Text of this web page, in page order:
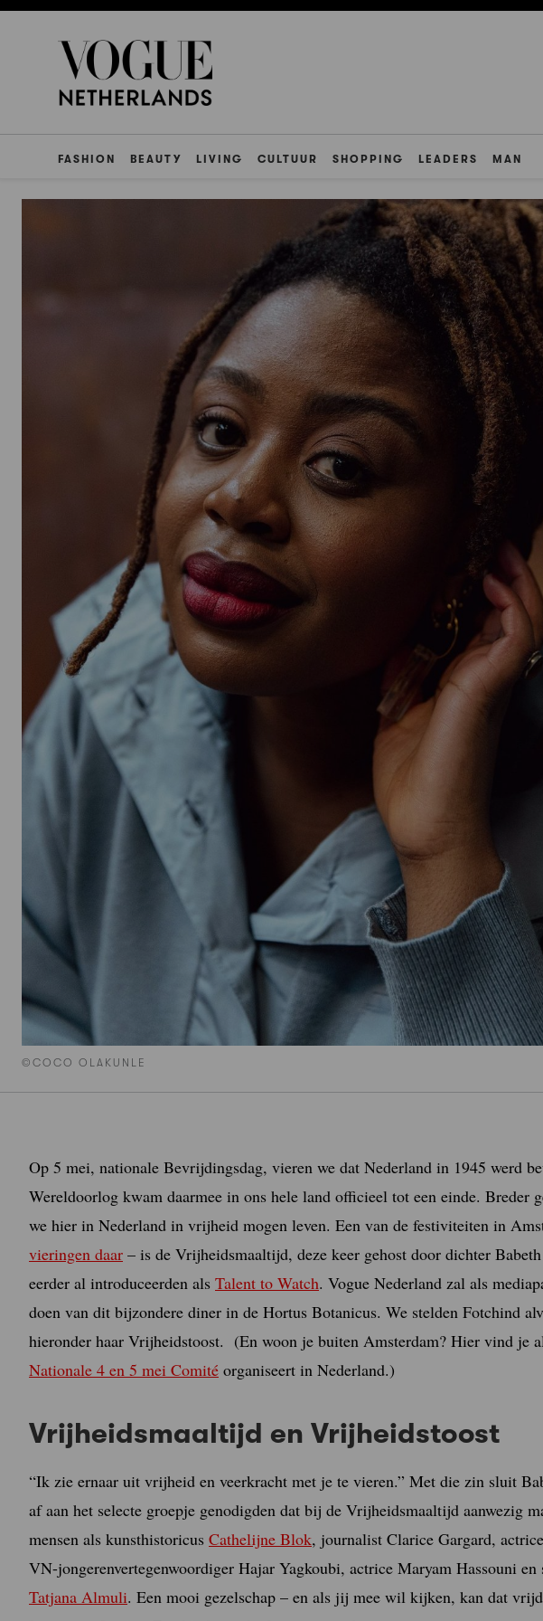
FASHION BEAUTY LIVING CULTUUR SHOPPING LEADERS MAN
©COCO OLAKUNLE
Op 5 mei, nationale Bevrijdingsdag, vieren we dat Nederland in 1945 werd
Wereldoorlog kwam daarmee in ons hele land officieel tot een einde. Breder
we hier in Nederland in vrijheid mogen leven. Een van de festiviteiten in
vieringen daar – is de Vrijheidsmaaltijd, deze keer gehost door dichter
eerder al introduceerden als Talent to Watch. Vogue Nederland zal als
doen van dit bijzondere diner in de Hortus Botanicus. We stelden Fotchind
hieronder haar Vrijheidstoost. (En woon je buiten Amsterdam? Hier vind je
Nationale 4 en 5 mei Comité organiseert in Nederland.)
Vrijheidsmaaltijd en Vrijheidstoost
“Ik zie ernaar uit vrijheid en veerkracht met je te vieren.” Met die zin sluit
af aan het selecte groepje genodigden dat bij de Vrijheidsmaaltijd aanwezig
mensen als kunsthistoricus Cathelijne Blok, journalist Clarice Gargard,
VN-jongerenvertegenwoordiger Hajar Yagkoubi, actrice Maryam Hassouni
Tatjana Almuli. Een mooi gezelschap – en als jij mee wil kijken, kan dat